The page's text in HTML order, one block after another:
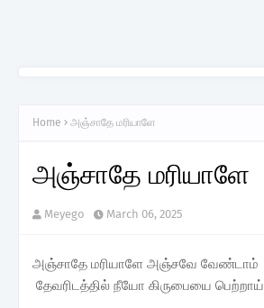
Home அஞ்சாதே மரியாளே
அஞ்சாதே மரியாளே
Meyego March 06, 2025
அஞ்சாதே மரியாளே அஞ்சவே வேண்டாம்
தேவரிடத்தில் நீயோ கிருபையை பெற்றாய்